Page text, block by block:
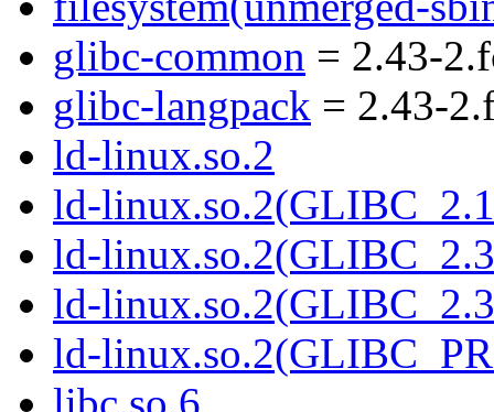
glibc-common = 2.43-
glibc-langpack = 2.43-
ld-linux.so.2
ld-
ld-
ld-
ld-